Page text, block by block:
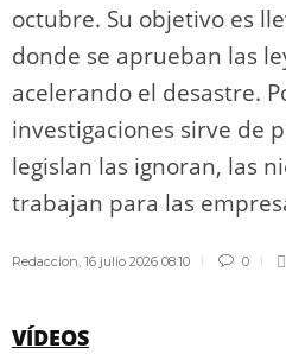
octubre. Su objetivo es
donde se aprueban las
acelerando el desastre.
investigaciones sirve de
legislan las ignoran, las
trabajan para las
Redaccion, 16 julio 2026 08:10 0
VÍDEOS